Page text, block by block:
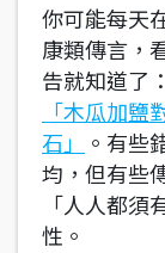
你可能每天
康類傳言，
告就知道了
「木瓜加鹽
石」
。有些
均，但有些
「人人都
性。